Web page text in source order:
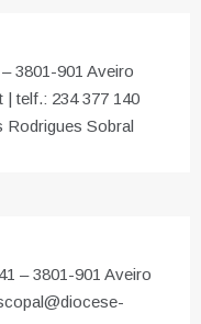
3801-901 Aveiro
telf.: 234 377 140
Rodrigues Sobral
– 3801-901 Aveiro